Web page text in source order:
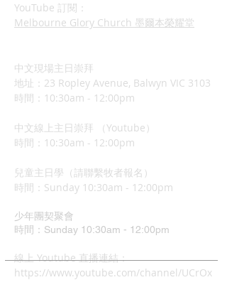
YouTube 訂閱：
Melbourne Glory Church 墨爾本榮耀堂
中文現場主日崇拜
地址：23 Ropley Avenue, Balwyn VIC 3103
時間：10:30am - 12:00pm
中文線上主日崇拜 （Youtube）
時間：10:30am - 12:00pm
兒童主日學（請聯繫牧者報名）
​時間：Sunday 10:30am - 12:00pm
少年團契聚會
時間：Sunday 10:30am - 12:00pm
​線上 Youtube 直播連結：
https://www.youtube.com/channel/UCrOx